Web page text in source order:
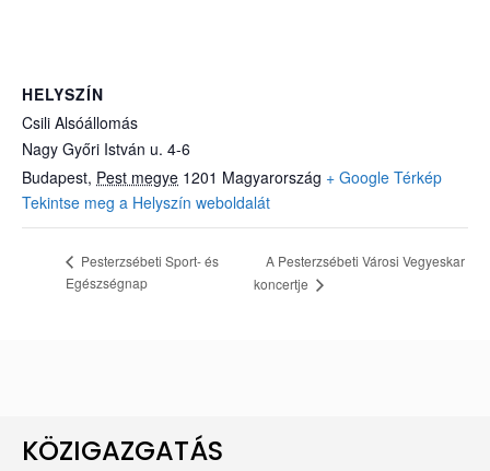
HELYSZÍN
Csili Alsóállomás
Nagy Győri István u. 4-6
Budapest, Pest megye 1201 Magyarország + Google Térkép
Tekintse meg a Helyszín weboldalát
Pesterzsébeti Sport- és
Egészségnap
A Pesterzsébeti Városi Vegyeskar
koncertje
KÖZIGAZGATÁS